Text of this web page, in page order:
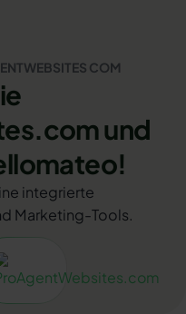
COM
und
integrierte
Marketing-Tools.